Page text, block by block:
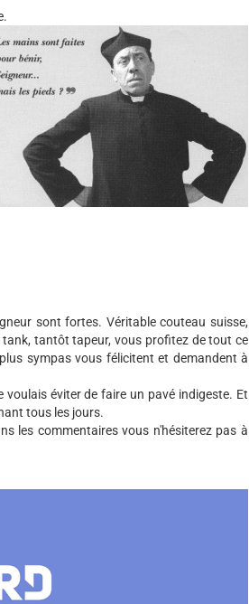
sont fortes. Véritable couteau suisse,
tantôt tapeur, vous profitez de tout ce
sympas vous félicitent et demandent à
éviter de faire un pavé indigeste. Et
tous les jours.
les commentaires vous n'hésiterez pas à